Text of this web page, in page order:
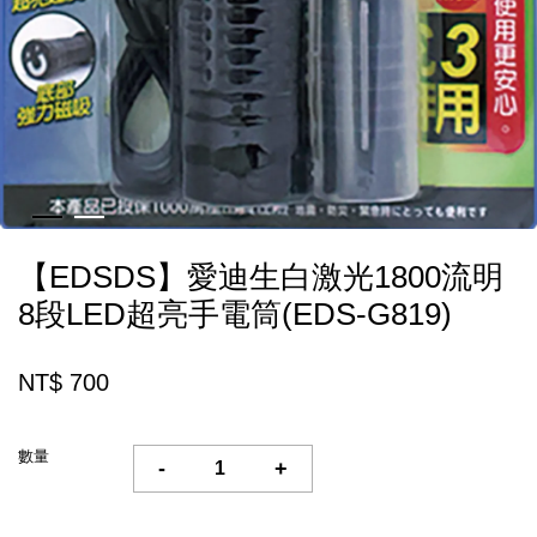
【EDSDS】愛迪生白激光1800流明
8段LED超亮手電筒(EDS-G819)
NT$ 700
數量
- +